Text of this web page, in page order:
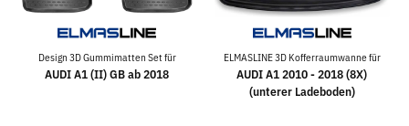
Design 3D Gummimatten Set für
AUDI A1 (II) GB ab 2018
ELMASLINE 3D Kofferraumwanne für
AUDI A1 2010 - 2018 (8X)
(unterer Ladeboden)